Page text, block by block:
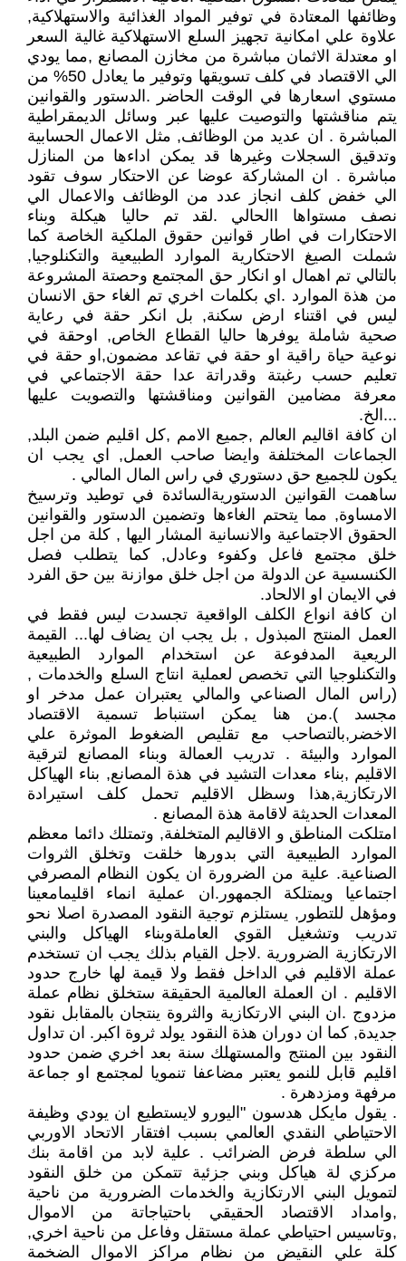
وظائفها المعتادة في توفير المواد الغذائية والاستهلاكية,
علاوة علي امكانية تجهيز السلع الاستهلاكية غالية السعر
او معتدلة الاثمان مباشرة من مخازن المصانع ,مما يودي
الي الاقتصاد في كلف تسويقها وتوفير ما يعادل 50% من
مستوي اسعارها في الوقت الحاضر .الدستور والقوانين
يتم مناقشتها والتوصيت عليها عبر وسائل الديمقراطية
المباشرة . ان عديد من الوظائف, مثل الاعمال الحسابية
وتدقيق السجلات وغيرها قد يمكن اداءها من المنازل
مباشرة . ان المشاركة عوضا عن الاحتكار سوف تقود
الي خفض كلف انجاز عدد من الوظائف والاعمال الي
نصف مستواها االحالي .لقد تم حاليا هيكلة وبناء
الاحتكارات في اطار قوانين حقوق الملكية الخاصة كما
شملت الصيغ الاحتكارية الموارد الطبيعية والتكنلوجيا,
بالتالي تم اهمال او انكار حق المجتمع وحصتة المشروعة
من هذة الموارد .اي بكلمات اخري تم الغاء حق الانسان
ليس في اقتناء ارض سكنة, بل انكر حقة في رعاية
صحية شاملة يوفرها حاليا القطاع الخاص, اوحقة في
نوعية حياة راقية او حقة في تقاعد مضمون,او حقة في
تعليم حسب رغبتة وقدراتة عدا حقة الاجتماعي في
معرفة مضامين القوانين ومناقشتها والتصويت عليها
...الخ.
ان كافة اقاليم العالم ,جميع الامم ,كل اقليم ضمن البلد,
الجماعات المختلفة وايضا صاحب العمل, اي يجب ان
يكون للجميع حق دستوري في راس المال المالي .
ساهمت القوانين الدستوريةالسائدة في توطيد وترسيخ
الامساوة, مما يتحتم الغاءها وتضمين الدستور والقوانين
الحقوق الاجتماعية والانسانية المشار اليها , كلة من اجل
خلق مجتمع فاعل وكفوء وعادل, كما يتطلب فصل
الكنسسية عن الدولة من اجل خلق موازنة بين حق الفرد
في الايمان او الالحاد.
ان كافة انواع الكلف الواقعية تجسدت ليس فقط في
العمل المنتج المبذول , بل يجب ان يضاف لها... القيمة
الريعية المدفوعة عن استخدام الموارد الطبيعية
والتكنلوجيا التي تخصص لعملية انتاج السلع والخدمات ,
(راس المال الصناعي والمالي يعتبران عمل مدخر او
مجسد ).من هنا يمكن استنباط تسمية الاقتصاد
الاخضر,بالتصاحب مع تقليص الضغوط الموثرة علي
الموارد والبيئة . تدريب العمالة وبناء المصانع لترقية
الاقليم ,بناء معدات التشيد في هذة المصانع, بناء الهياكل
الارتكازية,هذا وسظل الاقليم تحمل كلف استيرادة
المعدات الحديثة لاقامة هذة المصانع .
امتلكت المناطق و الاقاليم المتخلفة, وتمتلك دائما معظم
الموارد الطبيعية التي بدورها خلقت وتخلق الثروات
الصناعية. علية من الضرورة ان يكون النظام المصرفي
اجتماعيا ويمتلكة الجمهور.ان عملية انماء اقليمامعينا
ومؤهل للتطور, يستلزم توجية النقود المصدرة اصلا نحو
تدريب وتشغيل القوي العاملةوبناء الهياكل والبني
الارتكازية الضرورية .لاجل القيام بذلك يجب ان تستخدم
عملة الاقليم في الداخل فقط ولا قيمة لها خارج حدود
الاقليم . ان العملة العالمية الحقيقة ستخلق نظام عملة
مزدوج .ان البني الارتكازية والثروة ينتجان بالمقابل نقود
جديدة, كما ان دوران هذة النقود يولد ثروة اكبر. ان تداول
النقود بين المنتج والمستهلك سنة بعد اخري ضمن حدود
اقليم قابل للنمو يعتبر مضاعفا تنمويا لمجتمع او جماعة
مرفهة ومزدهرة .
. يقول مايكل هدسون "اليورو لايستطيع ان يودي وظيفة
الاحتياطي النقدي العالمي بسبب افتقار الاتحاد الاوربي
الي سلطة فرض الضرائب . علية لابد من اقامة بنك
مركزي لة هياكل وبني جزئية تتمكن من خلق النقود
لتمويل البني الارتكازية والخدمات الضرورية من ناحية
,وامداد الاقتصاد الحقيقي باحتياجاتة من الاموال
,وتاسيس احتياطي عملة مستقل وفاعل من ناحية اخري,
كلة علي النقيض من نظام مراكز الاموال الضخمة